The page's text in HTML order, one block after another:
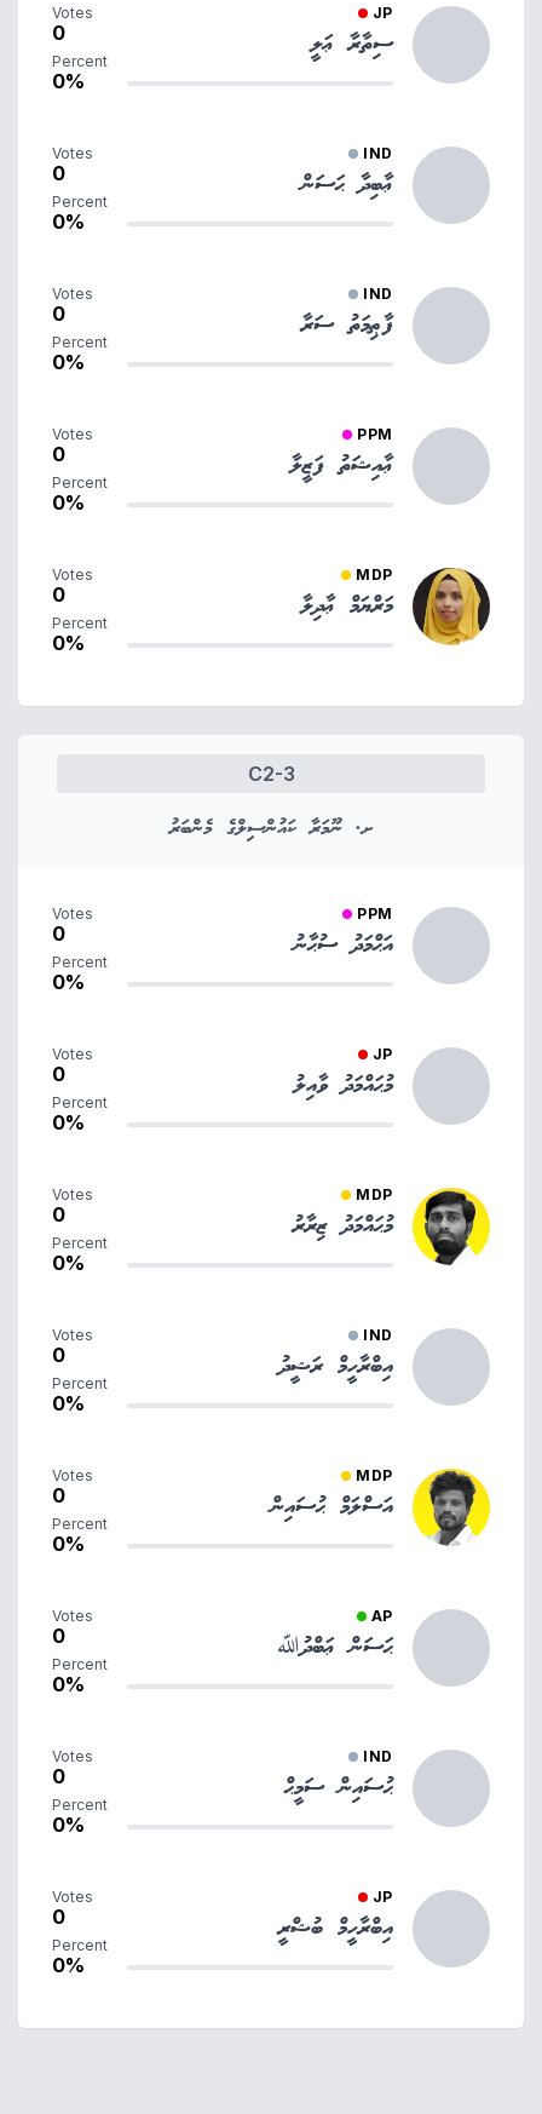
JP
ސިތާރާ ޢަލީ
Votes
0
Percent
0%
IND
ޢާބިދާ ޙަސަން
Votes
0
Percent
0%
IND
ފާޠިމަތު ސަރާ
Votes
0
Percent
0%
PPM
ޢާއިޝަތު ފަޒީލާ
Votes
0
Percent
0%
MDP
މަރްޔަމް ޢާދިލާ
Votes
0
Percent
0%
C2-3
ށ. ނޫމަރާ ކައުންސިލްގެ މެންބަރު
PPM
އަޙްމަދު ސުޙާނު
Votes
0
Percent
0%
JP
މުޙައްމަދު ވާއިލު
Votes
0
Percent
0%
MDP
މުޙައްމަދު ޒިރާރު
Votes
0
Percent
0%
IND
އިބްރާހީމް ރަޝީދު
Votes
0
Percent
0%
MDP
އަސްލަމް ޙުސައިން
Votes
0
Percent
0%
AP
ޙަސަން ޢަބްދުﷲ
Votes
0
Percent
0%
IND
ޙުސައިން ސަމީޙް
Votes
0
Percent
0%
JP
އިބްރާހީމް ބުޝްރީ
Votes
0
Percent
0%